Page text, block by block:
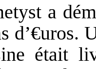
a
d’€uros.
était